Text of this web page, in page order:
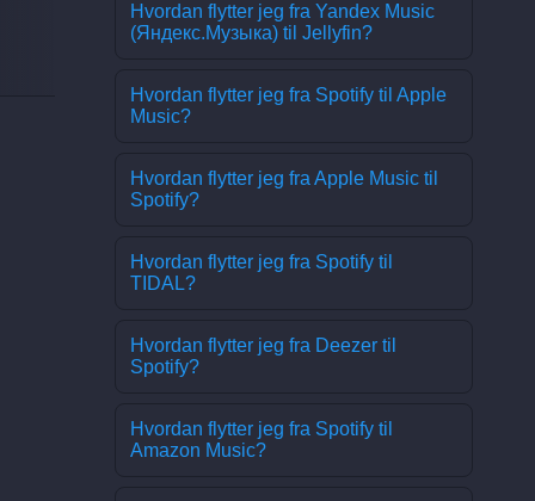
Hvordan flytter jeg fra Yandex Music
(Яндекс.Музыка) til Jellyfin?
Hvordan flytter jeg fra Spotify til Apple
Music?
Hvordan flytter jeg fra Apple Music til
Spotify?
Hvordan flytter jeg fra Spotify til
TIDAL?
Hvordan flytter jeg fra Deezer til
Spotify?
Hvordan flytter jeg fra Spotify til
Amazon Music?